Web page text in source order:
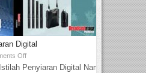
Digital
Off
Penyiaran Digital Nama